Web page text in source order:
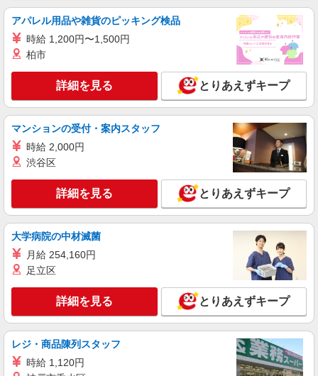
アパレル用品や雑貨のピッキング検品
時給 1,200円〜1,500円
柏市
詳細を見る とりあえずキープ
マンションの受付・案内スタッフ
時給 2,000円
渋谷区
詳細を見る とりあえずキープ
大学病院の中材滅菌
月給 254,160円
足立区
詳細を見る とりあえずキープ
レジ・商品陳列スタッフ
時給 1,120円